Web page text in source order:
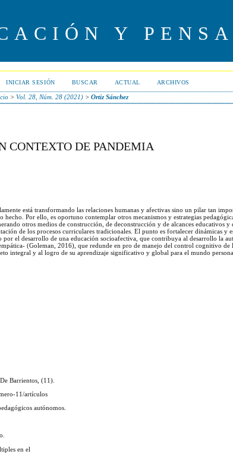
Y
INICIAR SESIÓN BUSCAR ACTUAL ARCHIVOS
>Vol. 28, Núm. 28 (2021) >Ortiz Sánchez
CONTEXTO DE PANDEMIA
está transformando las relaciones humanas y afectivas sino un pilar tan
hecho. Por ello, es oportuno contemplar otros mecanismos y estrategias
otros medios de construcción, de deconstrucción y de alcances educativos y
de los procesos curriculares tradicionales. El punto es fortalecer dinámicas y
el desarrollo de una educación socioafectiva, que contribuya al desarrollo la
(Goleman, 2016), que redunde en pro de manejo del control cognitivo
integral y al logro de su aprendizaje significativo y global para el mundo
Barrientos, (11).
11/artículos
autónomos.
en el